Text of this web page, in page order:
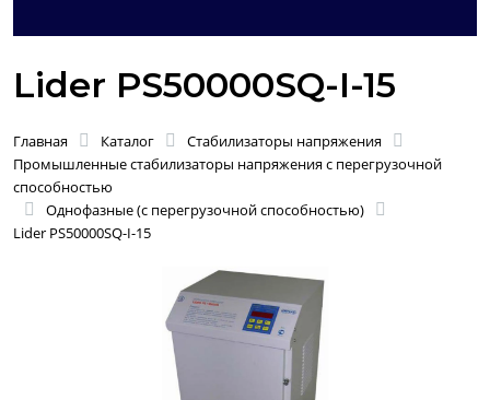
Lider PS50000SQ-I-15
Главная Каталог
Стабилизаторы напряжения
Промышленные стабилизаторы напряжения с перегрузочной
способностью
Однофазные (с перегрузочной способностью)
Lider PS50000SQ-I-15